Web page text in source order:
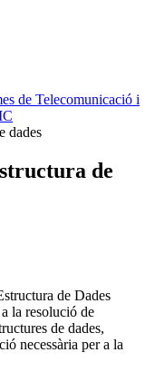
de Telecomunicació i
dades
de
de Dades
la resolució de
de dades,
necessària per a la